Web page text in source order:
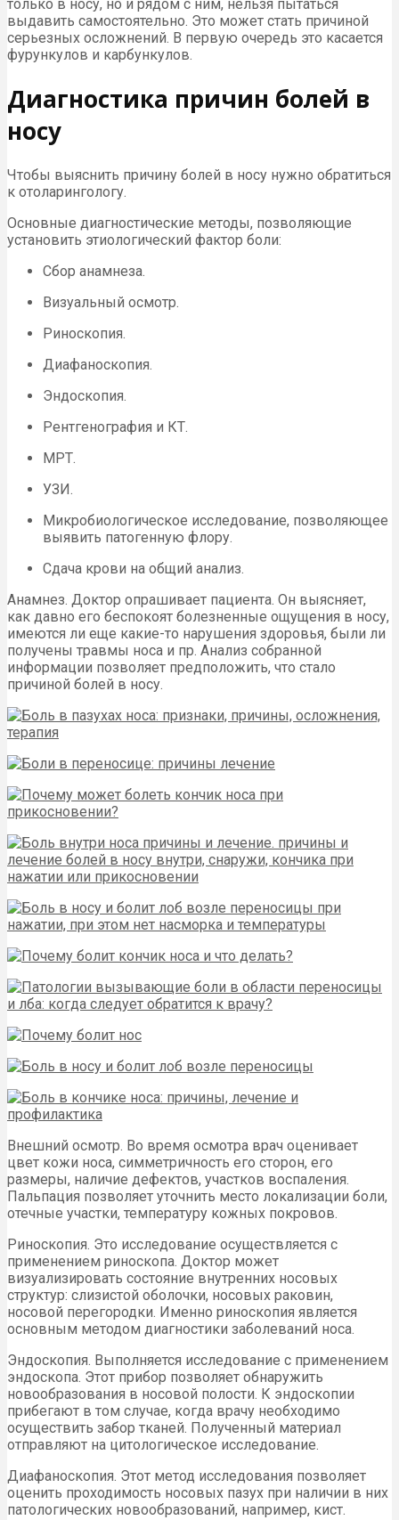
только в носу, но и рядом с ним, нельзя пытаться
выдавить самостоятельно. Это может стать причиной
серьезных осложнений. В первую очередь это касается
фурункулов и карбункулов.
Диагностика причин болей в
носу
Чтобы выяснить причину болей в носу нужно обратиться
к отоларингологу.
Основные диагностические методы, позволяющие
установить этиологический фактор боли:
Сбор анамнеза.
Визуальный осмотр.
Риноскопия.
Диафаноскопия.
Эндоскопия.
Рентгенография и КТ.
МРТ.
УЗИ.
Микробиологическое исследование, позволяющее
выявить патогенную флору.
Сдача крови на общий анализ.
Анамнез. Доктор опрашивает пациента. Он выясняет,
как давно его беспокоят болезненные ощущения в носу,
имеются ли еще какие-то нарушения здоровья, были ли
получены травмы носа и пр. Анализ собранной
информации позволяет предположить, что стало
причиной болей в носу.
Внешний осмотр. Во время осмотра врач оценивает
цвет кожи носа, симметричность его сторон, его
размеры, наличие дефектов, участков воспаления.
Пальпация позволяет уточнить место локализации боли,
отечные участки, температуру кожных покровов.
Риноскопия. Это исследование осуществляется с
применением риноскопа. Доктор может
визуализировать состояние внутренних носовых
структур: слизистой оболочки, носовых раковин,
носовой перегородки. Именно риноскопия является
основным методом диагностики заболеваний носа.
Эндоскопия. Выполняется исследование с применением
эндоскопа. Этот прибор позволяет обнаружить
новообразования в носовой полости. К эндоскопии
прибегают в том случае, когда врачу необходимо
осуществить забор тканей. Полученный материал
отправляют на цитологическое исследование.
Диафаноскопия. Этот метод исследования позволяет
оценить проходимость носовых пазух при наличии в них
патологических новообразований, например, кист.